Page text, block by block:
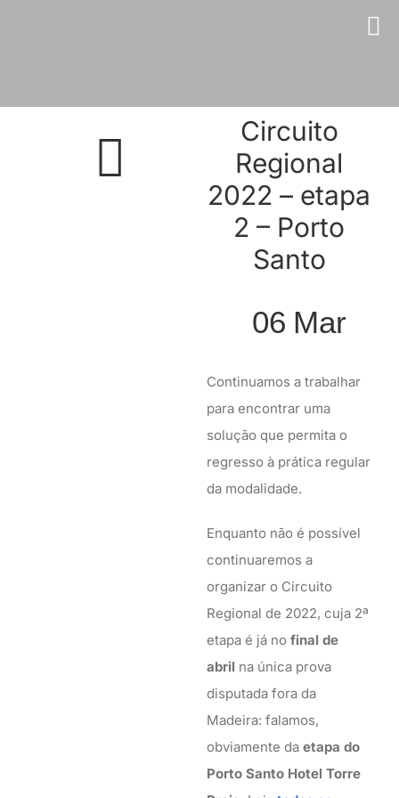
Circuito
Regional
2022 – etapa
2 – Porto
Santo
06 Mar
Continuamos a trabalhar
para encontrar uma
solução que permita o
regresso à prática regular
da modalidade.
Enquanto não é possível
continuaremos a
organizar o Circuito
Regional de 2022, cuja 2ª
etapa é já no final de
abril na única prova
disputada fora da
Madeira: falamos,
obviamente daetapa do
Porto Santo Hotel Torre